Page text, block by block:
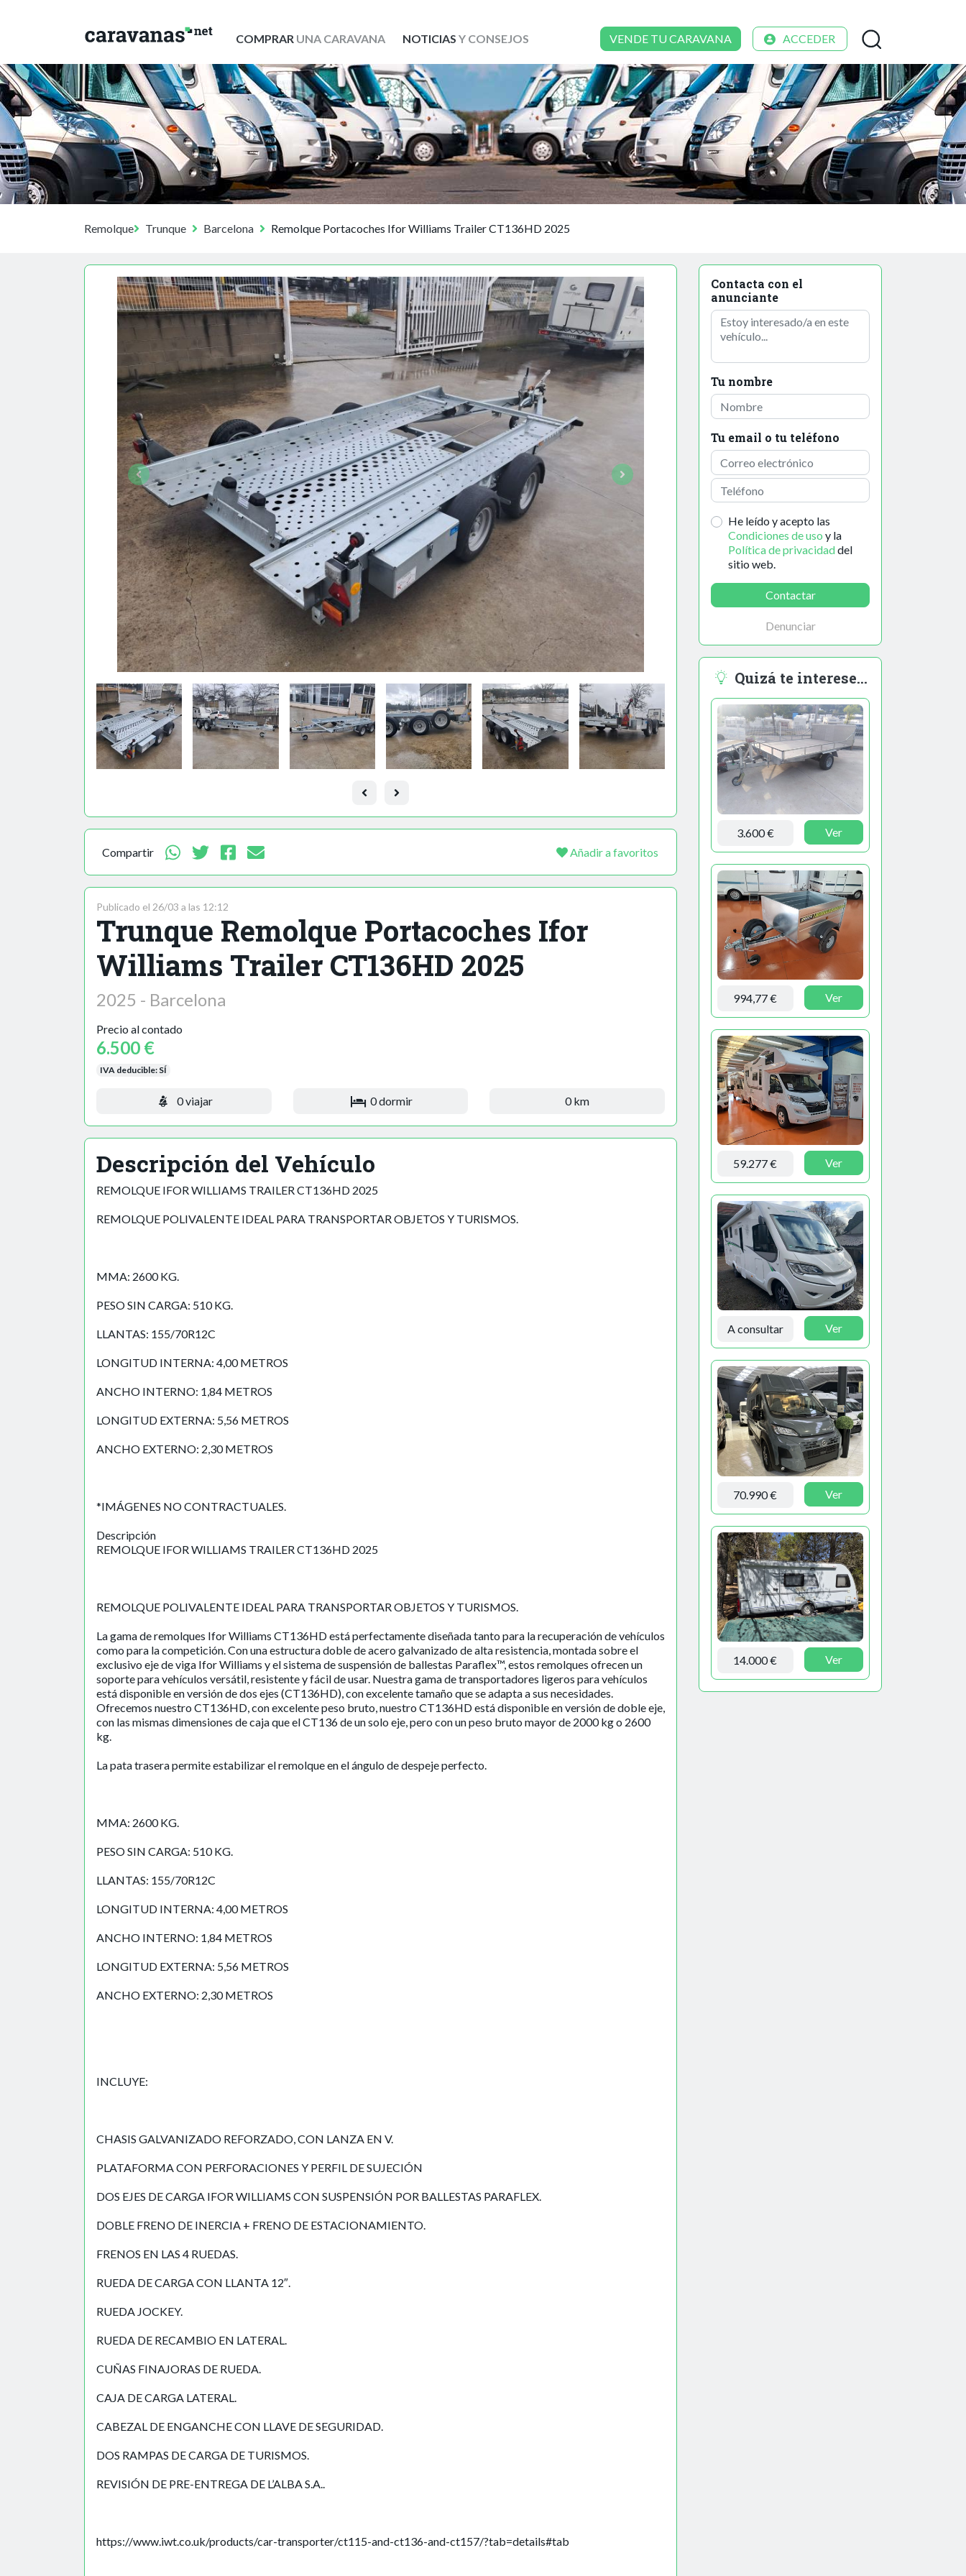
COMPRARUNA CARAVANA NOTICIAS Y CONSEJOS VENDE TU CARAVANA ACCEDER
Remolque Trunque Barcelona Remolque Portacoches Ifor Williams Trailer CT136HD 2025
Compartir Añadir a favoritos
Publicado el 26/03 a las 12:12
Trunque Remolque Portacoches Ifor
Williams Trailer CT136HD 2025
2025 - Barcelona
Precio al contado
6.500 €
IVA deducible: SÍ
0 viajar 0 dormir 0 km
Descripción del Vehículo
REMOLQUE IFOR WILLIAMS TRAILER CT136HD 2025
REMOLQUE POLIVALENTE IDEAL PARA TRANSPORTAR OBJETOS Y TURISMOS.
MMA: 2600 KG.
PESO SIN CARGA: 510 KG.
LLANTAS: 155/70R12C
LONGITUD INTERNA: 4,00 METROS
ANCHO INTERNO: 1,84 METROS
LONGITUD EXTERNA: 5,56 METROS
ANCHO EXTERNO: 2,30 METROS
*IMÁGENES NO CONTRACTUALES.
Descripción
REMOLQUE IFOR WILLIAMS TRAILER CT136HD 2025
REMOLQUE POLIVALENTE IDEAL PARA TRANSPORTAR OBJETOS Y TURISMOS.
La gama de remolques Ifor Williams CT136HD está perfectamente diseñada tanto para la recuperación de vehículos
como para la competición. Con una estructura doble de acero galvanizado de alta resistencia, montada sobre el
exclusivo eje de viga Ifor Williams y el sistema de suspensión de ballestas Paraflex™, estos remolques ofrecen un
soporte para vehículos versátil, resistente y fácil de usar. Nuestra gama de transportadores ligeros para vehículos
está disponible en versión de dos ejes (CT136HD), con excelente tamaño que se adapta a sus necesidades.
Ofrecemos nuestro CT136HD, con excelente peso bruto, nuestro CT136HD está disponible en versión de doble eje,
con las mismas dimensiones de caja que el CT136 de un solo eje, pero con un peso bruto mayor de 2000 kg o 2600
kg.
La pata trasera permite estabilizar el remolque en el ángulo de despeje perfecto.
MMA: 2600 KG.
PESO SIN CARGA: 510 KG.
LLANTAS: 155/70R12C
LONGITUD INTERNA: 4,00 METROS
ANCHO INTERNO: 1,84 METROS
LONGITUD EXTERNA: 5,56 METROS
ANCHO EXTERNO: 2,30 METROS
INCLUYE:
CHASIS GALVANIZADO REFORZADO, CON LANZA EN V.
PLATAFORMA CON PERFORACIONES Y PERFIL DE SUJECIÓN
DOS EJES DE CARGA IFOR WILLIAMS CON SUSPENSIÓN POR BALLESTAS PARAFLEX.
DOBLE FRENO DE INERCIA + FRENO DE ESTACIONAMIENTO.
FRENOS EN LAS 4 RUEDAS.
RUEDA DE CARGA CON LLANTA 12″.
RUEDA JOCKEY.
RUEDA DE RECAMBIO EN LATERAL.
CUÑAS FINAJORAS DE RUEDA.
CAJA DE CARGA LATERAL.
CABEZAL DE ENGANCHE CON LLAVE DE SEGURIDAD.
DOS RAMPAS DE CARGA DE TURISMOS.
REVISIÓN DE PRE-ENTREGA DE L’ALBA S.A..
https://www.iwt.co.uk/products/car-transporter/ct115-and-ct136-and-ct157/?tab=details#tab
Contacta con el
anunciante
Tu nombre
Tu email o tu teléfono
He leído y acepto las
Condiciones de uso y la
Política de privacidaddel
sitio web.
Contactar
Denunciar
Quizá te interese...
3.600 € Ver
994,77 € Ver
59.277 € Ver
A consultar Ver
70.990 € Ver
14.000 € Ver